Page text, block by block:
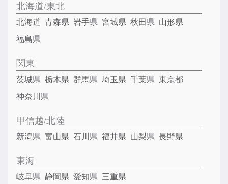
北海道/東北
北海道 青森県 岩手県 宮城県 秋田県 山形県
福島県
関東
茨城県 栃木県 群馬県 埼玉県 千葉県 東京都
神奈川県
甲信越/北陸
新潟県 富山県 石川県 福井県 山梨県 長野県
東海
岐阜県 静岡県 愛知県 三重県